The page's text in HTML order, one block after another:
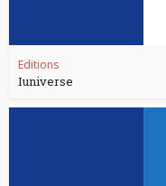
Editions
Iuniverse